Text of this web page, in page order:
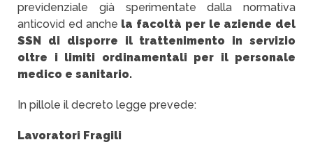
previdenziale già sperimentate dalla normativa
anticovid ed anche la facoltà per le aziende del
SSN di disporre il trattenimento in servizio
oltre i limiti ordinamentali per il personale
medico e sanitario.
In pillole il decreto legge prevede:
Lavoratori Fragili